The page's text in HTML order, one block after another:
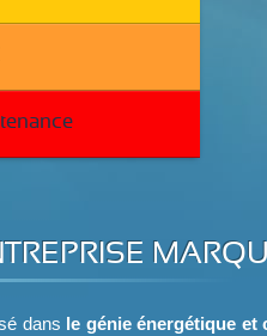
dans le génie énergétique et